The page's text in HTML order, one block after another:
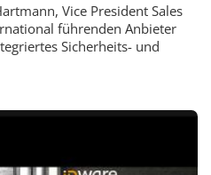
Vice President Sales
führenden Anbieter
Sicherheits- und